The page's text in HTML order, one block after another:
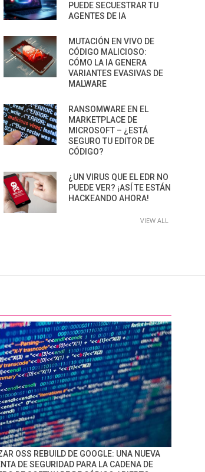
PUEDE SECUESTRAR TU
AGENTES DE IA
MUTACIÓN EN VIVO DE
CÓDIGO MALICIOSO:
CÓMO LA IA GENERA
VARIANTES EVASIVAS DE
MALWARE
RANSOMWARE EN EL
MARKETPLACE DE
MICROSOFT – ¿ESTÁ
SEGURO TU EDITOR DE
CÓDIGO?
¿UN VIRUS QUE EL EDR NO
PUEDE VER? ¡ASÍ TE ESTÁN
HACKEANDO AHORA!
VIEW ALL
OSS REBUILD DE GOOGLE: UNA NUEVA
DE SEGURIDAD PARA LA CADENA DE